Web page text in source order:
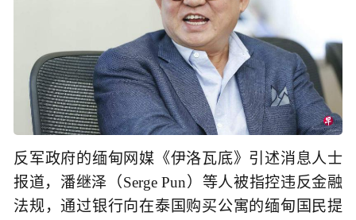
反军政府的缅甸网媒《伊洛瓦底》引述消息人士
报道，潘继泽（Serge Pun）等人被指控违反金融
法规，通过银行向在泰国购买公寓的缅甸国民提